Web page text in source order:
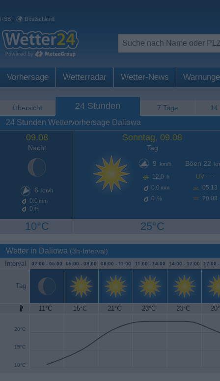
RSS | Deutschland
Vorhersage Wetterradar Wetter-News
Übersicht 24 Stunden 7 Tage 14
24 Stunden Wettervorhersage Daliowa
09.08
Nacht
6 km/h
0.0 mm
0 %
10°C
Sonntag, 09.08
Tag
9
km/h
12,0 h
0.0 mm
0 %
Böen 22
UV - - -
05:13
20:03
25°C
Wetter in Daliowa (3h-Interval)
Interval 02:00 - 05:00 05:00 - 08:00 08:00 - 11:00 11:00 - 14:00 14:00 - 17:00 17:00
Tag
11°C 15°C 21°C 23°C 23°C
10°C
15°C
20°C
25°C